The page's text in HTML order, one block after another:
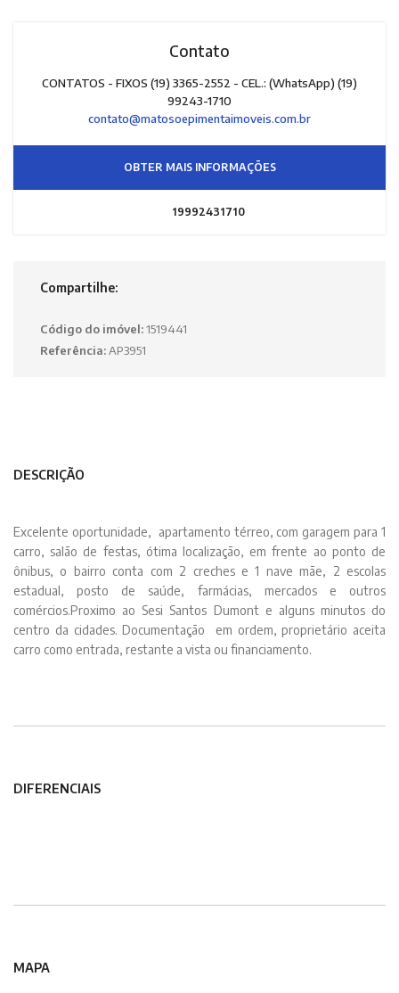
Contato
CONTATOS - FIXOS (19) 3365-2552 - CEL.: (WhatsApp) (19)
99243-1710
contato@matosoepimentaimoveis.com.br
OBTER MAIS INFORMAÇÕES
19992431710
Compartilhe:
Código do imóvel:1519441
Referência:AP3951
DESCRIÇÃO
Excelente oportunidade, apartamento térreo, com garagem para 1
carro, salão de festas, ótima localização, em frente ao ponto de
ônibus, o bairro conta com 2 creches e 1 nave mãe, 2 escolas
estadual, posto de saúde, farmácias, mercados e outros
comércios.Proximo ao Sesi Santos Dumont e alguns minutos do
centro da cidades. Documentação em ordem, proprietário aceita
carro como entrada, restante a vista ou financiamento.
DIFERENCIAIS
MAPA